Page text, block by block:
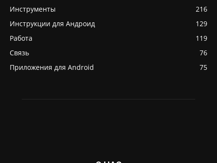
Инструменты
216
Инструкции для Андроид
129
Работа
119
Связь
76
Приложения для Android
75